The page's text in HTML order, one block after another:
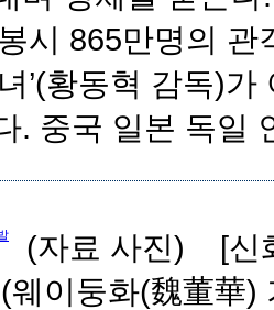
시 865만명의 관
’(황동혁 감독)
. 중국 일본 독일
(자료 사진) [신
웨이둥화(魏董華)